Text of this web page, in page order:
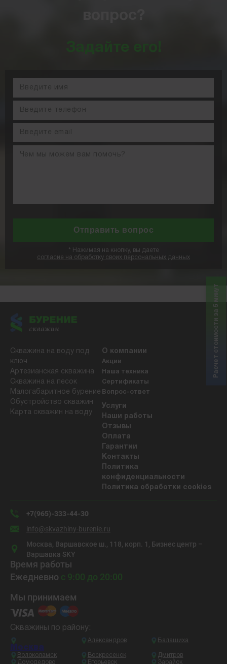
*
Нажимая на кнопку, вы даете
согласие на обработку своих персональных данных
Скважина на воду под
ключ
Артезианская скважина
Скважина на песок
Малогабаритное бурение
Обустройство скважин
Карта скважин на воду
О компании
Акции
Наша техника
Сертификаты
Вопрос-ответ
Услуги
Наши работы
Отзывы
Оплата
Гарантии
Контакты
Политика
конфиденциальности
Политика обработки cookies
+7(965)-333-44-30
info@skvazhiny-burenie.ru
Москва, Варшавское ш., 118, корп. 1, Бизнес центр –
Варшавка SKY
Время работы
Ежедневно с 9:00 до 20:00
Мы принимаем
Скважины по району:
Москва
Александров Балашиха
Волоколамск Воскресенск
Дмитров
Домодедово
Егорьевск Зарайск
Расчет стоимости за 5 минут